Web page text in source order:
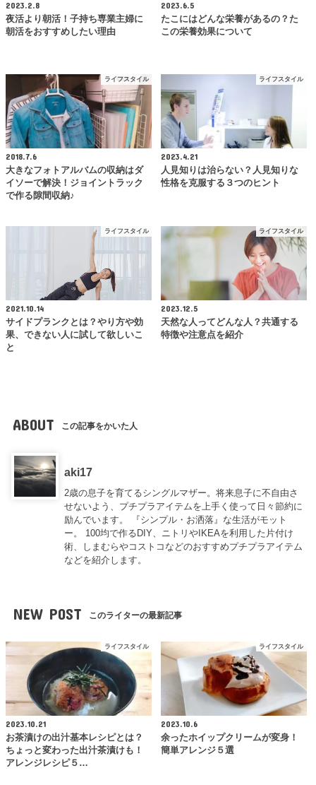
2023.2.8
夜活より朝活！子持ち専業主婦に
朝活をおすすめしたい理由
2023.6.5
たこにはどんな栄養があるの？た
この栄養効果について
ライフスタイル
2018.7.6
大きなフォトアルバムの収納はダ
イソーで解決！ジョイントラック
で作る隙間収納♪
ライフスタイル
2023.4.21
人見知りは治らない？人見知りな
性格を克服する３つのヒント
ライフスタイル
2021.10.14
サイドプランクとは？やり方や効
果、できない人に試して欲しいこ
と
ライフスタイル
2023.12.5
天然な人ってどんな人？共通する
特徴や注意点を紹介
ABOUT この記事をかいた人
aki17
2歳の息子を育てるシングルマザー。将来息子に不自由さ
せないよう、プチプラアイテムを上手く使って日々節約に
励んでいます。 『シンプル・お洒落』な生活がモット
ー。 100均で作るDIY、ニトリやIKEAを利用した片付け
術、しまむらやコストコなどのおすすめプチプラアイテム
などを紹介します。
NEW POST このライターの最新記事
ライフスタイル
2023.10.21
お茶漬けの出汁基本レシピとは？
ちょっと変わった出汁茶漬けも！
アレンジレシピ５…
ライフスタイル
2023.10.6
余ったホイップクリームが変身！
簡単アレンジ５選